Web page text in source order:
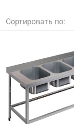
Сортировать по: